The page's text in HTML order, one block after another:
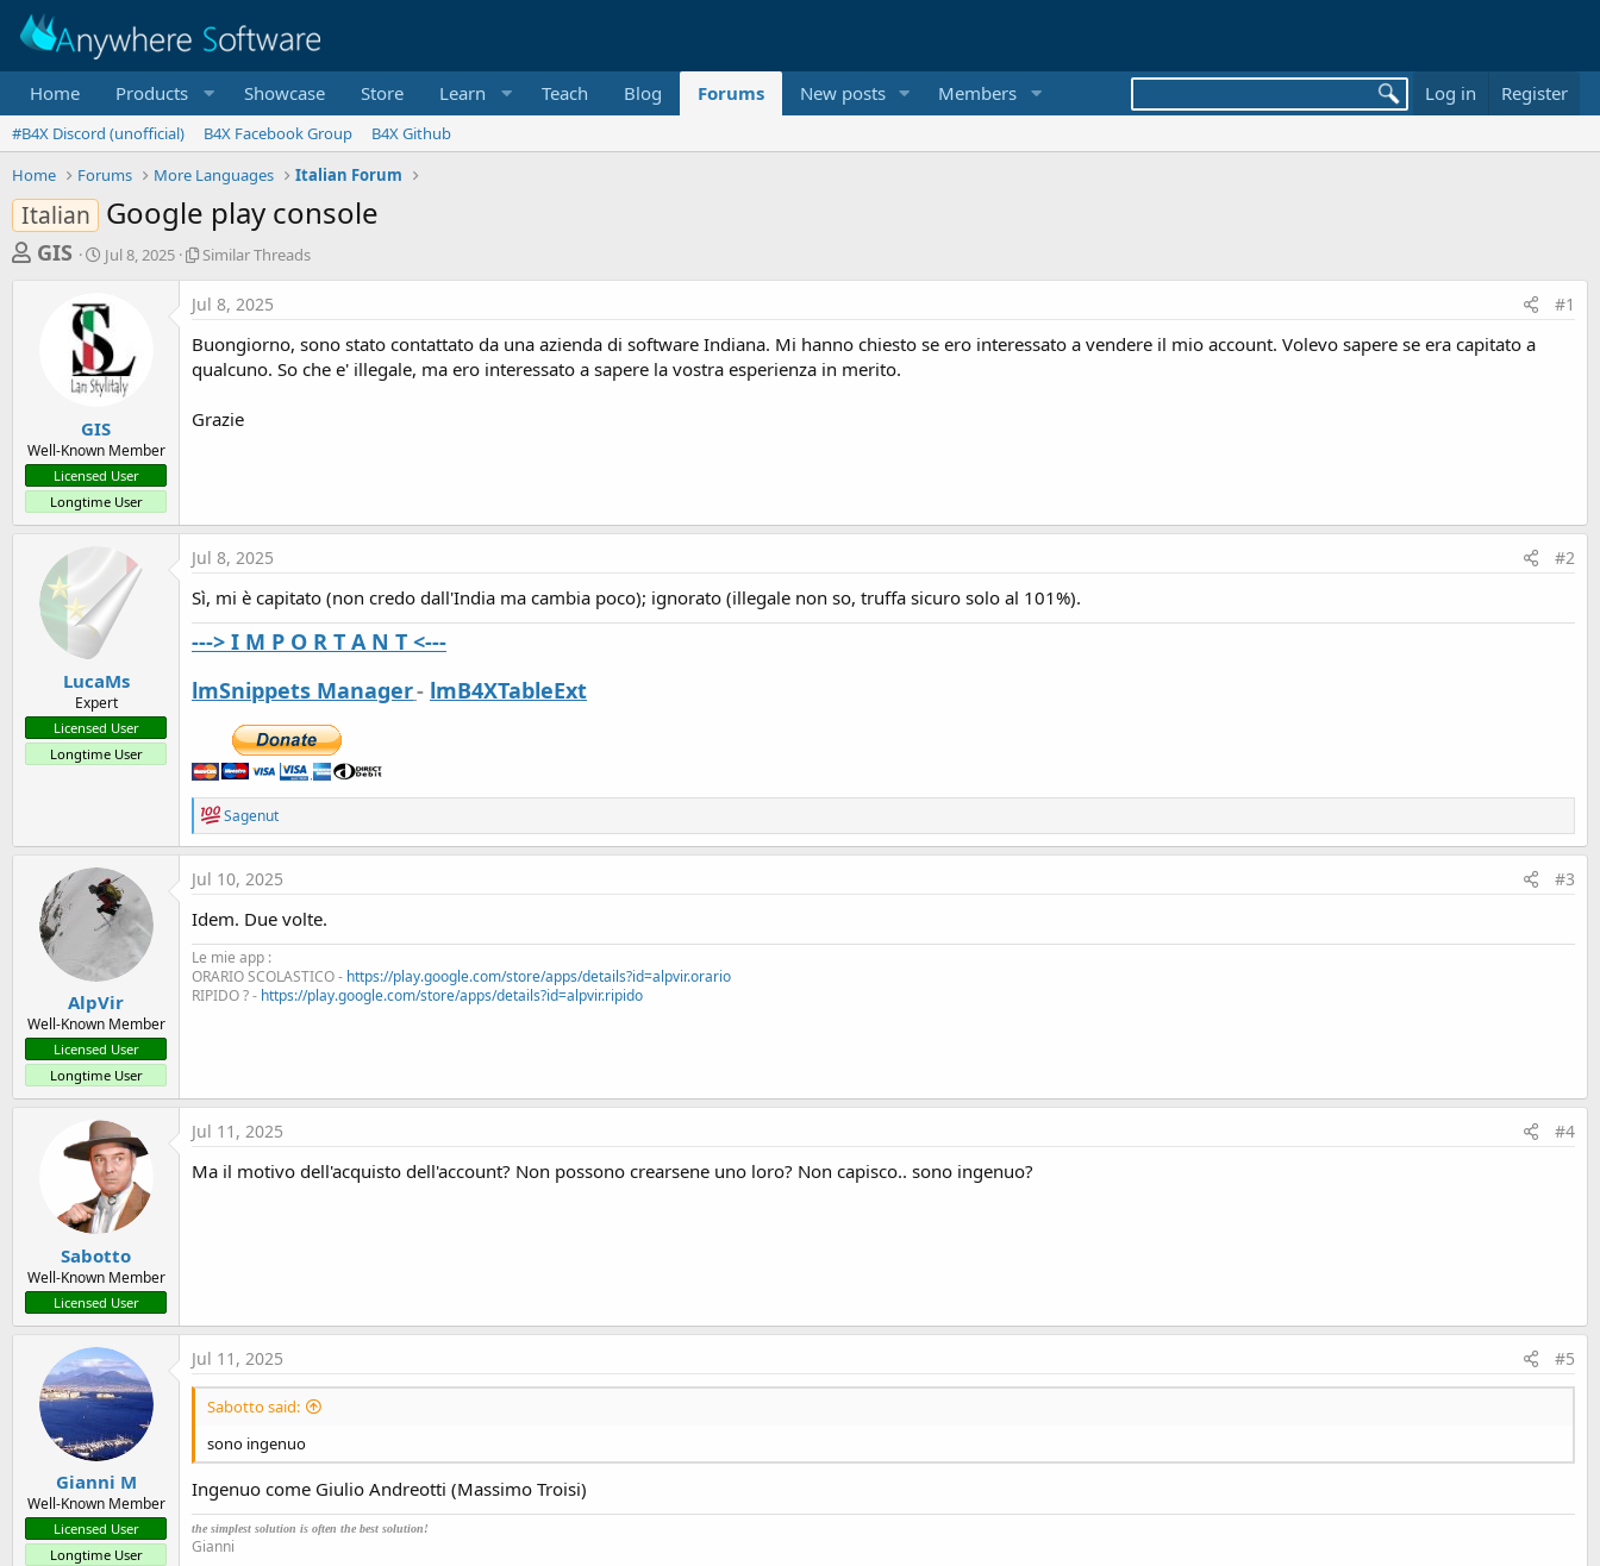
Home Products Showcase Store Learn Teach Blog Forums New posts Members Log in Register
#B4X Discord (unofficial) B4X Facebook Group
B4X Github
Home
Forums More Languages Italian Forum
Italian Google play console
T
t
a
r
e
r
GIS
S
t
r
t
d
a
t
e
Jul 8, 2025
S
i
a
r
h
s
Similar Threads
GIS
Well-Known Member
Licensed User
Longtime User
Jul 8, 2025 #1
Buongiorno, sono stato contattato da una azienda di software Indiana. Mi hanno chiesto se ero interessato a vendere il mio account. Volevo sapere se era capitato a
qualcuno. So che e' illegale, ma ero interessato a sapere la vostra esperienza in merito.
Grazie
LucaMs
Expert
Licensed User
Longtime User
Jul 8, 2025 #2
Sì, mi è capitato (non credo dall'India ma cambia poco); ignorato (illegale non so, truffa sicuro solo al 101%).
---> I M P O R T A N T <---
lmSnippets Manager- lmB4XTableExt
R
e
a
c
o
n
s
:
Sagenut
AlpVir
Well-Known Member
Licensed User
Longtime User
Jul 10, 2025 #3
Idem. Due volte.
Le mie app :
ORARIO SCOLASTICO - https://play.google.com/store/apps/details?id=alpvir.orario
RIPIDO ? - https://play.google.com/store/apps/details?id=alpvir.ripido
Sabotto
Well-Known Member
Licensed User
Jul 11, 2025 #4
Ma il motivo dell'acquisto dell'account? Non possono crearsene uno loro? Non capisco.. sono ingenuo?
Gianni M
Well-Known Member
Licensed User
Longtime User
Jul 11, 2025 #5
Sabotto said:
sono ingenuo
Ingenuo come Giulio Andreotti (Massimo Troisi)
the simplest solution is often the best solution!
Gianni